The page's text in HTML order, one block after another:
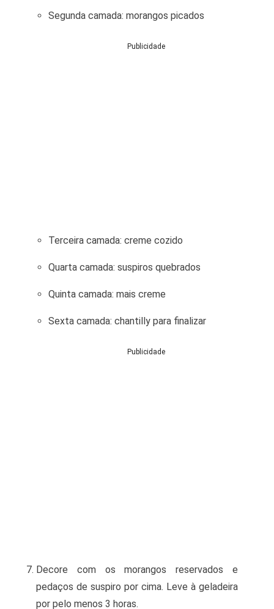
Segunda camada: morangos picados
Publicidade
Terceira camada: creme cozido
Quarta camada: suspiros quebrados
Quinta camada: mais creme
Sexta camada: chantilly para finalizar
Publicidade
Decore com os morangos reservados e
pedaços de suspiro por cima. Leve à geladeira
por pelo menos 3 horas.